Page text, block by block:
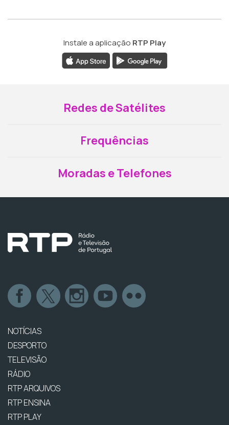
Instale a aplicação RTP Play
Redes de Satélites
Frequências
Moradas e Telefones
NOTÍCIAS
DESPORTO
TELEVISÃO
RÁDIO
RTP ARQUIVOS
RTP ENSINA
RTP PLAY